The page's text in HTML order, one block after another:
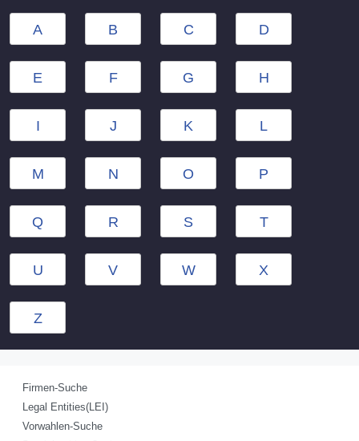
A B C D
E F G H
I J K L
M N O P
Q R S T
U V W X
Z
Firmen-Suche
Legal Entities(LEI)
Vorwahlen-Suche